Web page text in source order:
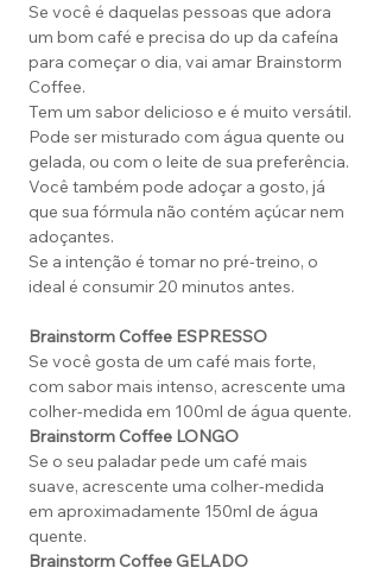
Se você é daquelas pessoas que adora
um bom café e precisa do up da cafeína
para começar o dia, vai amar Brainstorm
Coffee.
Tem um sabor delicioso e é muito versátil.
Pode ser misturado com água quente ou
gelada, ou com o leite de sua preferência.
Você também pode adoçar a gosto, já
que sua fórmula não contém açúcar nem
adoçantes.
Se a intenção é tomar no pré-treino, o
ideal é consumir 20 minutos antes.
Brainstorm Coffee ESPRESSO
Se você gosta de um café mais forte,
com sabor mais intenso, acrescente uma
colher-medida em 100ml de água quente.
Brainstorm Coffee LONGO
Se o seu paladar pede um café mais
suave, acrescente uma colher-medida
em aproximadamente 150ml de água
quente.
Brainstorm Coffee GELADO